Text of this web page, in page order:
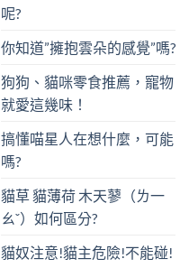
呢?
你知道”擁抱雲朵的感覺”嗎?
狗狗、貓咪零食推薦，寵物
就愛這幾味！
搞懂喵星人在想什麼，可能
嗎?
貓草 貓薄荷 木天蓼（ㄌ一
ㄠˇ）如何區分?
貓奴注意!貓主危險!不能碰!